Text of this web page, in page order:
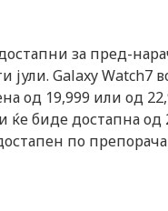
за пред-
Galaxy Watch7
од 19,999 или од
ќе биде достапна
по